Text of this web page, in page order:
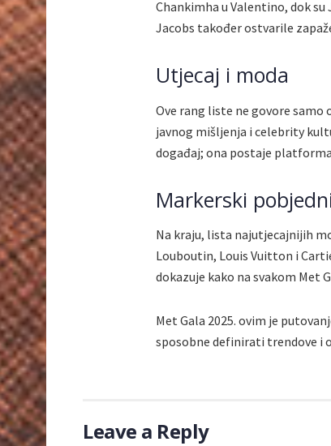
Chankimha u Valentino, dok su
Jacobs također ostvarile
Utjecaj i moda
Ove rang liste ne govore samo
javnog mišljenja i celebrity
događaj; ona postaje
Markerski
Na kraju, lista najutjecajnijih
Louboutin, Louis Vuitton i
dokazuje kako na svakom Met
Met Gala 2025. ovim je
sposobne definirati trendove i
Leave a Reply